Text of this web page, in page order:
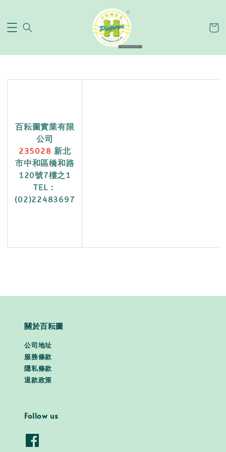
百耘圖實業有限
公司
235028新北
市中和區橋和路
120號7樓之1
TEL：
(02)22483697
關於百耘圖
公司地址
服務條款
隱私條款
退款政策
Follow us